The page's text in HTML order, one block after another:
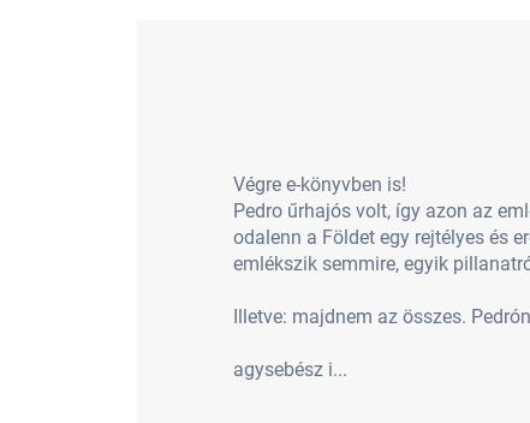
Végre e-könyvben is!
Pedro űrhajós volt, így azon az
odalenn a Földet egy rejtélyes és
emlékszik semmire, egyik
Illetve: majdnem az összes.
agysebész i...